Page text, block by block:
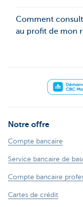
Comment
au profit de mon
Notre offre
Compte bancaire
Service bancaire de
Compte bancaire
Cartes de crédit